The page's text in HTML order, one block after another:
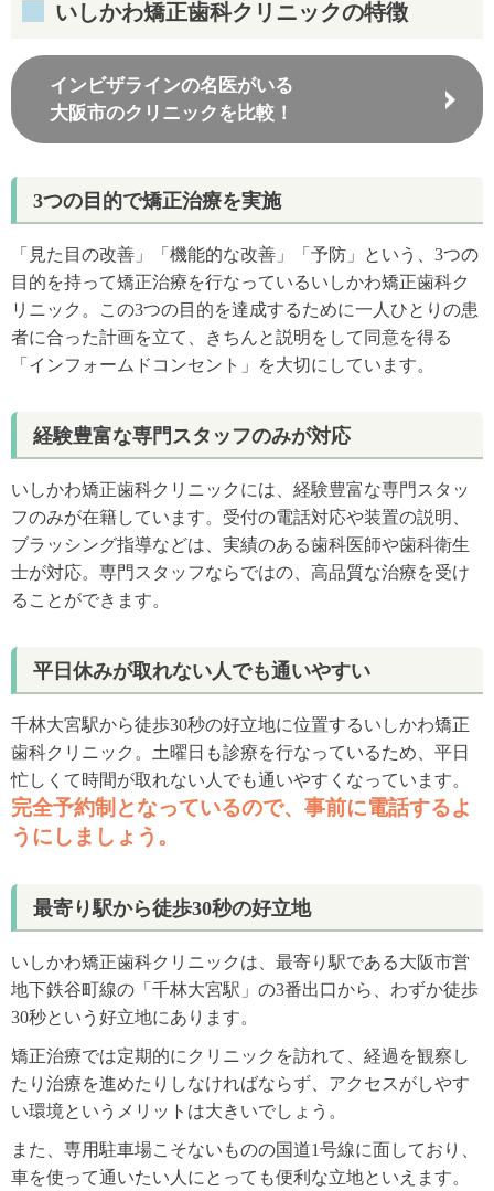
いしかわ矯正歯科クリニックの特徴
インビザラインの名医がいる
大阪市のクリニックを比較！
3つの目的で矯正治療を実施
「見た目の改善」「機能的な改善」「予防」という、3つの
目的を持って矯正治療を行なっているいしかわ矯正歯科ク
リニック。この3つの目的を達成するために一人ひとりの患
者に合った計画を立て、きちんと説明をして同意を得る
「インフォームドコンセント」を大切にしています。
経験豊富な専門スタッフのみが対応
いしかわ矯正歯科クリニックには、経験豊富な専門スタッ
フのみが在籍しています。受付の電話対応や装置の説明、
ブラッシング指導などは、実績のある歯科医師や歯科衛生
士が対応。専門スタッフならではの、高品質な治療を受け
ることができます。
平日休みが取れない人でも通いやすい
千林大宮駅から徒歩30秒の好立地に位置するいしかわ矯正
歯科クリニック。土曜日も診療を行なっているため、平日
忙しくて時間が取れない人でも通いやすくなっています。
完全予約制となっているので、事前に電話するよ
うにしましょう。
最寄り駅から徒歩30秒の好立地
いしかわ矯正歯科クリニックは、最寄り駅である大阪市営
地下鉄谷町線の「千林大宮駅」の3番出口から、わずか徒歩
30秒という好立地にあります。
矯正治療では定期的にクリニックを訪れて、経過を観察し
たり治療を進めたりしなければならず、アクセスがしやす
い環境というメリットは大きいでしょう。
また、専用駐車場こそないものの国道1号線に面しており、
車を使って通いたい人にとっても便利な立地といえます。